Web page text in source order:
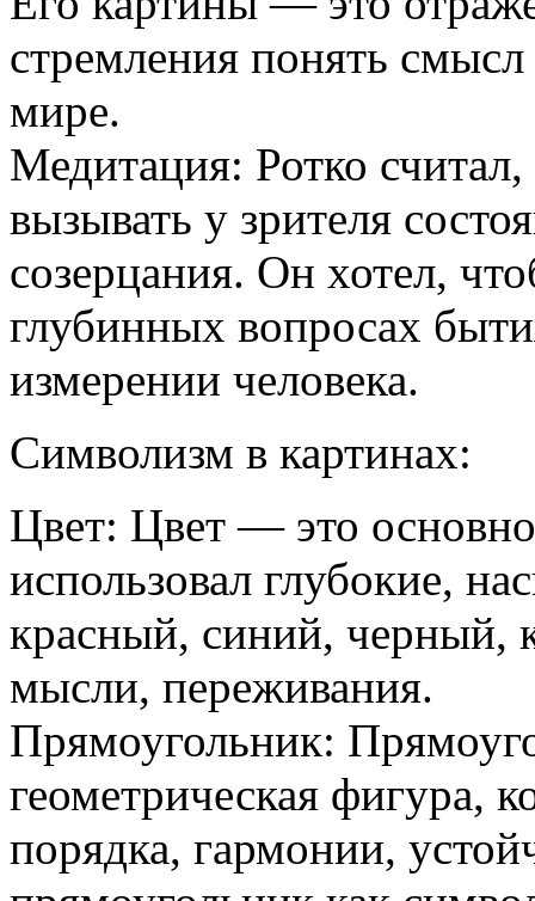
стремления понять
мире.
Медитация: Ротко
вызывать у зрителя
созерцания. Он хотел,
глубинных вопросах
измерении человека.
Символизм в картинах:
Цвет: Цвет — это
использовал глубокие,
красный, синий, черный,
мысли, переживания.
Прямоугольник:
геометрическая фигура,
порядка, гармонии,